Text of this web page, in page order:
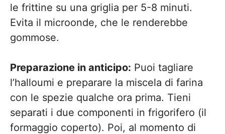
le frittine su una griglia per 5-8 minuti.
Evita il microonde, che le renderebbe
gommose.
Preparazione in anticipo: Puoi tagliare
l’halloumi e preparare la miscela di farina
con le spezie qualche ora prima. Tieni
separati i due componenti in frigorifero (il
formaggio coperto). Poi, al momento di